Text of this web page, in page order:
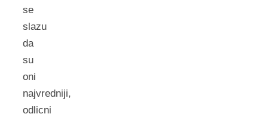
se
slazu
da
su
oni
najvredniji,
odlicni